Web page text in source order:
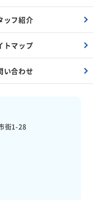
街1-28
ッフ紹介
トマップ
い合わせ